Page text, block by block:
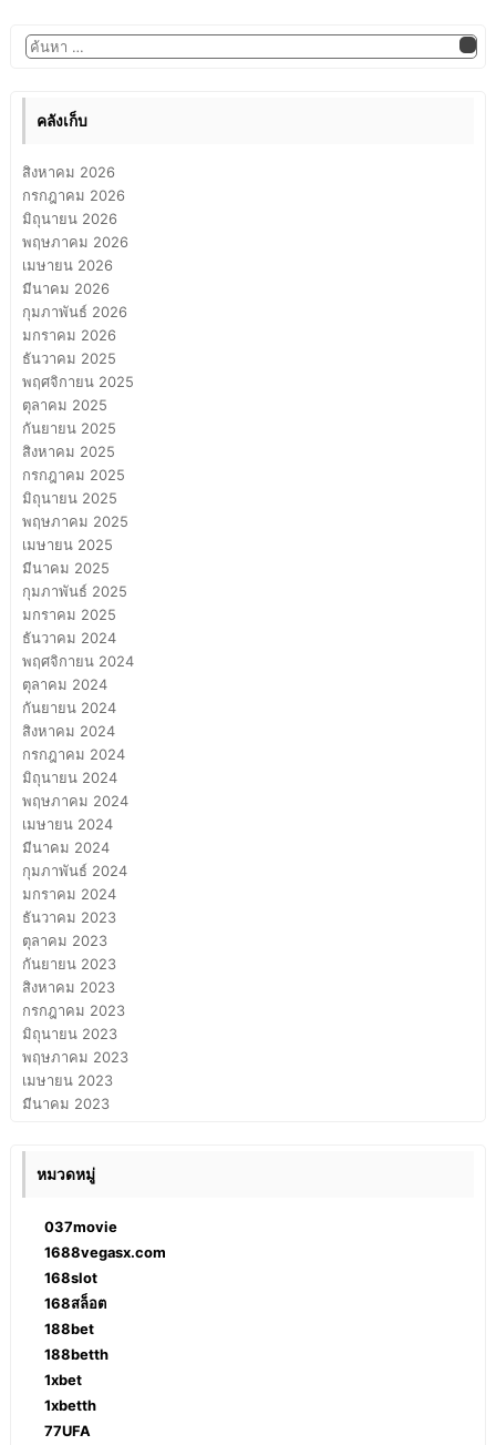
คลังเก็บ
สิงหาคม 2026
กรกฎาคม 2026
มิถุนายน 2026
พฤษภาคม 2026
เมษายน 2026
มีนาคม 2026
กุมภาพันธ์ 2026
มกราคม 2026
ธันวาคม 2025
พฤศจิกายน 2025
ตุลาคม 2025
กันยายน 2025
สิงหาคม 2025
กรกฎาคม 2025
มิถุนายน 2025
พฤษภาคม 2025
เมษายน 2025
มีนาคม 2025
กุมภาพันธ์ 2025
มกราคม 2025
ธันวาคม 2024
พฤศจิกายน 2024
ตุลาคม 2024
กันยายน 2024
สิงหาคม 2024
กรกฎาคม 2024
มิถุนายน 2024
พฤษภาคม 2024
เมษายน 2024
มีนาคม 2024
กุมภาพันธ์ 2024
มกราคม 2024
ธันวาคม 2023
ตุลาคม 2023
กันยายน 2023
สิงหาคม 2023
กรกฎาคม 2023
มิถุนายน 2023
พฤษภาคม 2023
เมษายน 2023
มีนาคม 2023
หมวดหมู่
037movie
1688vegasx.com
168slot
168สล็อต
188bet
188betth
1xbet
1xbetth
77UFA